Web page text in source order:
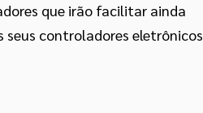
que irão facilitar ainda
seus controladores eletrônicos